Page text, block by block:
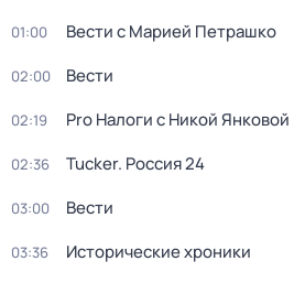
01:00 Вести с Марией Петрашко
02:00 Вести
02:19 Pro Налоги с Никой Янковой
02:36 Tucker. Россия 24
03:00 Вести
03:36 Исторические хроники